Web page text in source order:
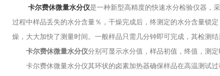
卡尔费休微量水分仪是一种新型高精度的快速水分检验仪器，
过程中样品丢失的水分含量％，干燥完成后，终测定的水分含量锁
燥，大大加快了测量时间。一般样品只需几分钟即可完成，其检测
卡尔费休微量水分仪分别可显示水分值，样品初值，终值，测
卡尔费休微量水分仪其环状的卤素加热器确保样品在高温测试过